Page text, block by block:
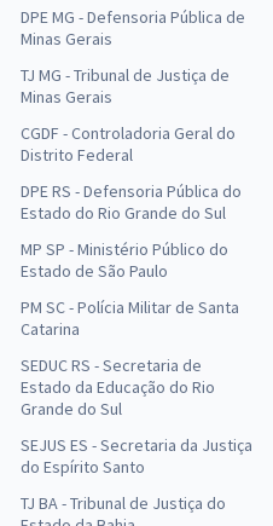
DPE MG - Defensoria Pública de
Minas Gerais
TJ MG - Tribunal de Justiça de
Minas Gerais
CGDF - Controladoria Geral do
Distrito Federal
DPE RS - Defensoria Pública do
Estado do Rio Grande do Sul
MP SP - Ministério Público do
Estado de São Paulo
PM SC - Polícia Militar de Santa
Catarina
SEDUC RS - Secretaria de
Estado da Educação do Rio
Grande do Sul
SEJUS ES - Secretaria da Justiça
do Espírito Santo
TJ BA - Tribunal de Justiça do